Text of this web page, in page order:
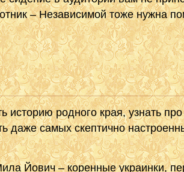
– Независимой тоже нужна
историю родного края, узнать
даже самых скептично
Йович – коренные украинки,